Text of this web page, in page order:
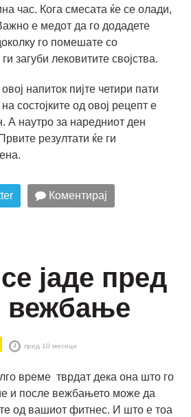
час. Кога смесата ќе се олади,
е медот да го додадете
го помешате со
загуби лековитите својства.
напиток пијте четири пати
состојките од овој рецепт е
А наутро за наредниот ден
резултати ќе ги
Коментирај
јаде пред
вежбање
пред 10 месеци
време тврдат дека она што го
и после вежбањето може да
од вашиот фитнес. И што е тоа